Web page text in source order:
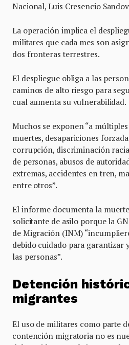
Nacional, Luis Cresencio
La operación implica el
militares que cada mes son
dos fronteras terrestres.
El despliegue obliga a las
caminos de alto riesgo para
cual aumenta su vulnerabilidad.
Muchos se exponen “a
muertes, desapariciones
corrupción, discriminación
de personas, abusos de
extremas, accidentes en tren,
entre otros”.
El informe documenta la
solicitante de asilo porque la
de Migración (INM)
debido cuidado para garantizar
las personas”.
Detención
migrantes
El uso de militares como parte
contención migratoria no es